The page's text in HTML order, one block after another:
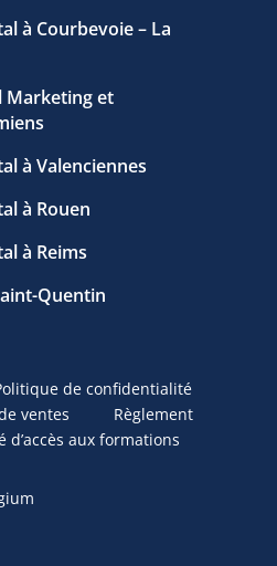
à Courbevoie – La
Marketing et
à Valenciennes
à Rouen
à Reims
Quentin
de confidentialité
de ventes Règlement
d’accès aux formations